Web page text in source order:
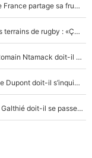
Mis de côté par Fabien Galthié, un joueur du XV de France partage sa frustration : «ils ne me l’ont pas dit tout de suite»
La raison d'être de Matthieu Jalibert en dehors des terrains de rugby : «Ça m'atteint autant que si tu touches à un membre de ma famille»
XV de France - Matthieu Jalibert a tout changé : Romain Ntamack doit-il s’inquiéter pour sa place à un an de la Coupe du monde ?
«Le XV de France est meilleur avec Lucu» : Antoine Dupont doit-il s’inquiéter pour sa place ?
Le XV de France a trouvé son remplaçant : Fabien Galthié doit-il se passer d'Antoine Dupont ?